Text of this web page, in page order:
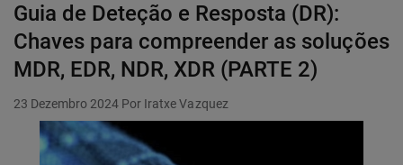
Guia de Deteção e Resposta (DR):
Chaves para compreender as soluções
MDR, EDR, NDR, XDR (PARTE 2)
23 Dezembro 2024 Por Iratxe Vazquez